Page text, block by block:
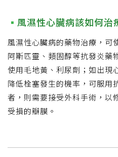
風濕性心臟病該如何治
風濕性心臟病的藥物治療，可
阿斯匹靈、類固醇等抗發炎藥
使用毛地黃、利尿劑；如出現
降低栓塞發生的機率，可服用
者，則需要接受外科手術，以
受損的瓣膜。